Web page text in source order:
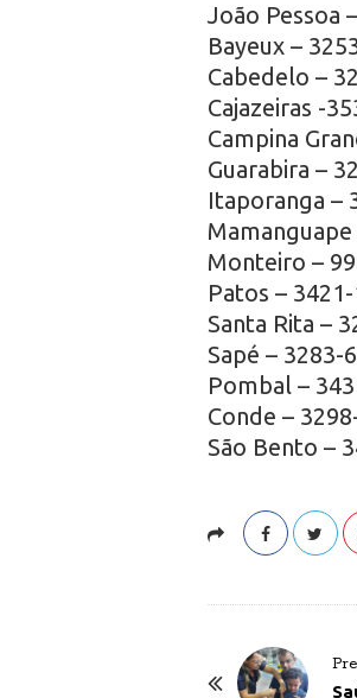
João Pessoa
Bayeux –
Cabedelo –
Cajazeiras -
Campina
Guarabira –
Itaporanga –
Monteiro –
Patos –
Santa Rita –
Sapé – 3283-
Pombal –
Conde –
São Bento –